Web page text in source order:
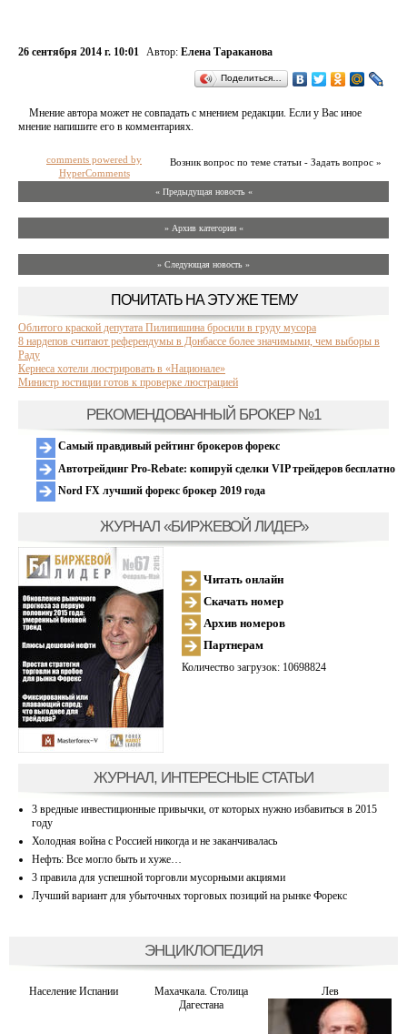
26 сентября 2014 г. 10:01 Автор: Елена Тараканова
Поделиться…
Мнение автора может не совпадать с мнением редакции. Если у Вас иное
мнение напишите его в комментариях.
Возник вопрос по теме статьи - Задать вопрос »
comments powered by
HyperComments
« Предыдущая новость «
» Архив категории «
» Следующая новость »
ПОЧИТАТЬ НА ЭТУ ЖЕ ТЕМУ
Облитого краской депутата Пилипишина бросили в груду мусора
8 нардепов считают референдумы в Донбассе более значимыми, чем выборы в
Раду
Кернеса хотели люстрировать в «Национале»
Министр юстиции готов к проверке люстрацией
РЕКОМЕНДОВАННЫЙ БРОКЕР №1
Самый правдивый рейтинг брокеров форекс
Автотрейдинг Pro-Rebate: копируй сделки VIP трейдеров бесплатно
Nord FX лучший форекс брокер 2019 года
ЖУРНАЛ «БИРЖЕВОЙ ЛИДЕР»
Читать онлайн
Скачать номер
Архив номеров
Партнерам
Количество загрузок: 10698824
ЖУРНАЛ, ИНТЕРЕСНЫЕ СТАТЬИ
3 вредные инвестиционные привычки, от которых нужно избавиться в 2015
году
Холодная война с Россией никогда и не заканчивалась
Нефть: Все могло быть и хуже…
3 правила для успешной торговли мусорными акциями
Лучший вариант для убыточных торговых позиций на рынке Форекс
ЭНЦИКЛОПЕДИЯ
Население Испании
Махачкала. Столица
Дагестана
Лев